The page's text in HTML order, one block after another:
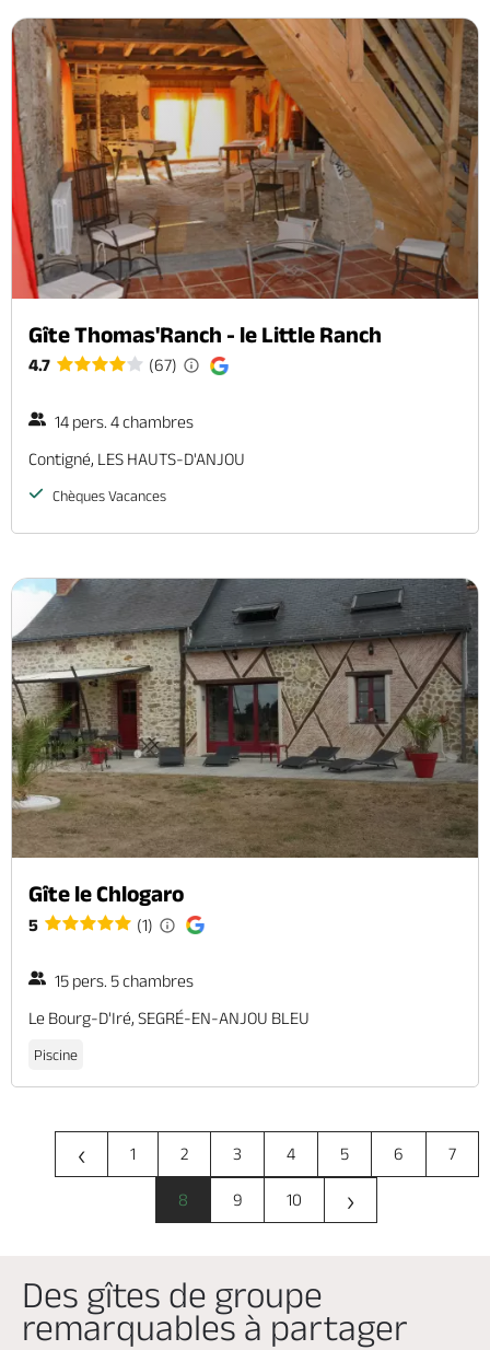
Gîte Thomas'Ranch - le Little Ranch
4.7 (67)
14 pers. 4 chambres
Contigné, LES HAUTS-D'ANJOU
Chèques Vacances
Gîte le Chlogaro
5 (1)
15 pers. 5 chambres
Le Bourg-D'Iré, SEGRÉ-EN-ANJOU BLEU
Piscine
‹ 1 2 3 4 5 6 7
8 9 10 ›
Des gîtes de groupe
remarquables à partager